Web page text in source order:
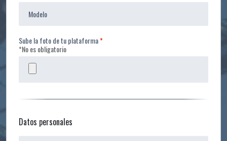
Sube la foto de tu plataforma
*No es obligatorio
Datos personales